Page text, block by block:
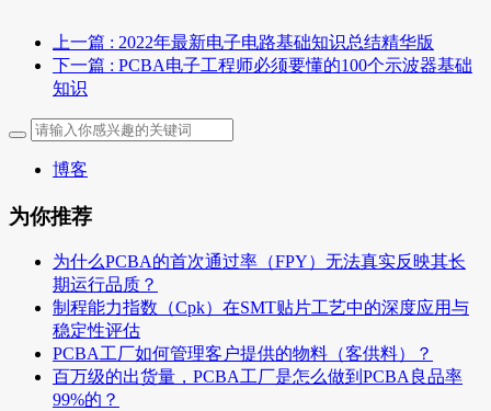
上一篇 : 2022年最新电子电路基础知识总结精华版
下一篇 : PCBA电子工程师必须要懂的100个示波器基础
知识
博客
为你推荐
为什么PCBA的首次通过率（FPY）无法真实反映其长
期运行品质？
制程能力指数（Cpk）在SMT贴片工艺中的深度应用与
稳定性评估
PCBA工厂如何管理客户提供的物料（客供料）？
百万级的出货量，PCBA工厂是怎么做到PCBA良品率
99%的？